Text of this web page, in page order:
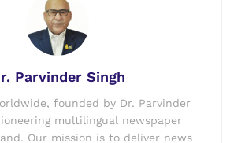
Parvinder Singh
founded by Dr. Parvinder
multilingual newspaper
Our mission is to deliver news